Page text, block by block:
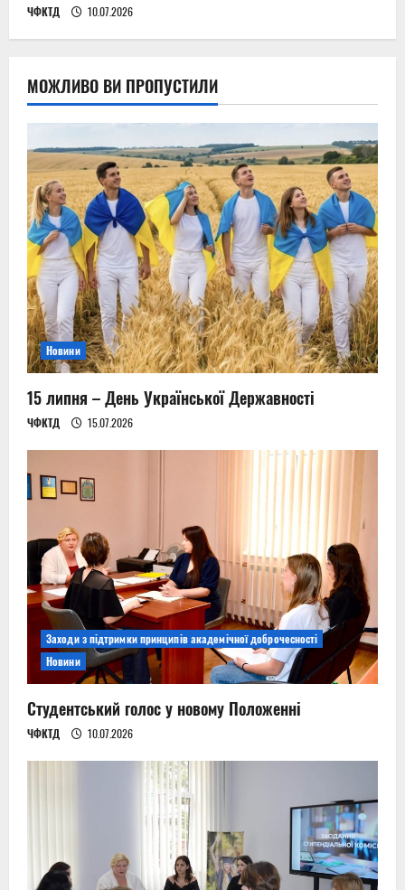
ЧФКТД 10.07.2026
МОЖЛИВО ВИ ПРОПУСТИЛИ
Новини
15 липня – День Української Державності
ЧФКТД 15.07.2026
Заходи з підтримки принципів академічної доброчесності
Новини
Студентський голос у новому Положенні
ЧФКТД 10.07.2026